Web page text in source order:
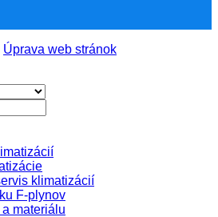
Úprava web stránok
klimatizácií
F-plynov
materiálu